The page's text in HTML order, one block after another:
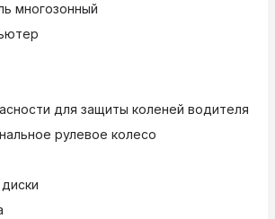
многозонный
для защиты коленей водителя
рулевое колесо